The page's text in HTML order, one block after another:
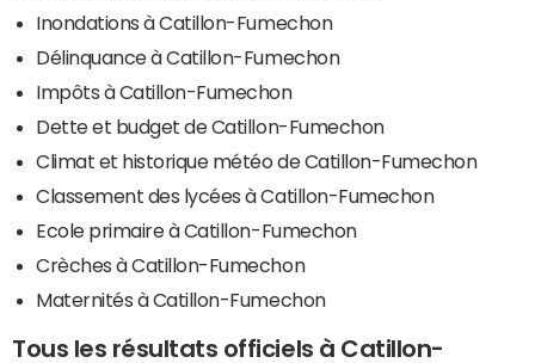
Inondations à Catillon-Fumechon
Délinquance à Catillon-Fumechon
Impôts à Catillon-Fumechon
Dette et budget de Catillon-Fumechon
Climat et historique météo de Catillon-Fumechon
Classement des lycées à Catillon-Fumechon
Ecole primaire à Catillon-Fumechon
Crèches à Catillon-Fumechon
Maternités à Catillon-Fumechon
Tous les résultats officiels à Catillon-